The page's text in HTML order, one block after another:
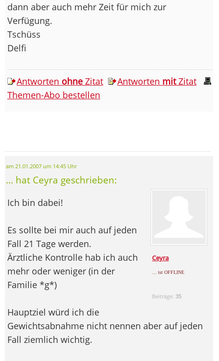
dann aber auch mehr Zeit für mich zur
Verfügung.
Tschüss
Delfi
Antworten ohne Zitat Antworten mitZitat
Themen-Abo bestellen
am 21.01.2007 um 14:45 Uhr
... hat Ceyra geschrieben:
Ceyra
... ist OFFLINE
Beiträge: 35
Ich bin dabei!
Es sollte bei mir auch auf jeden
Fall 21 Tage werden.
Ärztliche Kontrolle hab ich auch
mehr oder weniger (in der
Familie *g*)
Hauptziel würd ich die
Gewichtsabnahme nicht nennen aber auf jeden
Fall ziemlich wichtig.